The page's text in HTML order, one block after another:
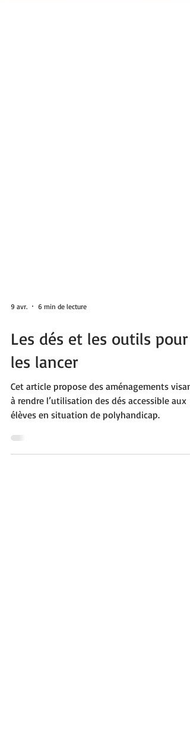
Les dés et les outils pour
les lancer
Cet article propose des aménagements visant
à rendre l’utilisation des dés accessible aux
élèves en situation de polyhandicap.